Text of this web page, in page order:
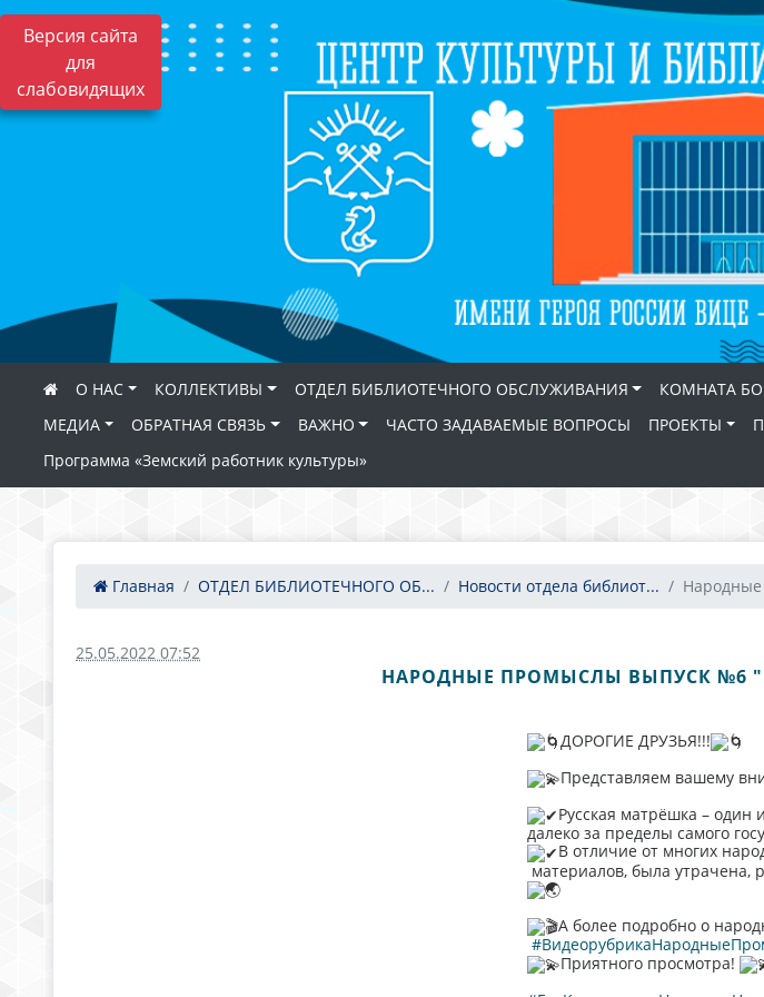
Версия сайта
для
слабовидящих
О НАС КОЛЛЕКТИВЫ ОТДЕЛ БИБЛИОТЕЧНОГО ОБСЛУЖИВАНИЯ КОМНАТА
МЕДИА
ОБРАТНАЯ СВЯЗЬ ВАЖНО ЧАСТО ЗАДАВАЕМЫЕ ВОПРОСЫ ПРОЕКТЫ
Программа «Земский работник культуры»
Главная ОТДЕЛ БИБЛИОТЕЧНОГО ОБ... Новости отдела библиот...
25.05.2022 07:52
НАРОДНЫЕ ПРОМЫСЛЫ ВЫПУСК №6
ДОРОГИЕ ДРУЗЬЯ!!!
Представляем вашему
Русская матрёшка – один
далеко за пределы самого
В отличие от многих
материалов, была утрачена,
А более подробно о
Приятного просмотра!